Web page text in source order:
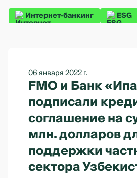
Интернет-банкинг ESG
06 января 2022 г.
FMO и Банк
подписали
соглашение на
млн. долларов
поддержки
сектора